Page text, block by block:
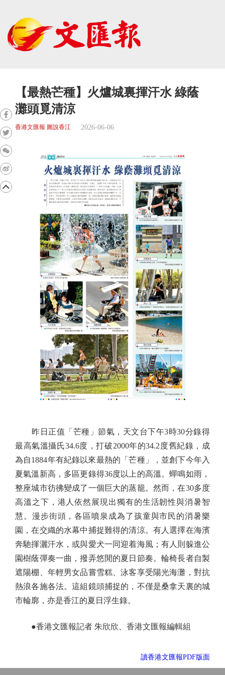
【最熱芒種】火爐城裏揮汗水 綠蔭
灘頭覓清涼
香港文匯報 圖說香江 2026-06-06
昨日正值「芒種」節氣，天文台下午3時30分錄得
最高氣溫攝氏34.6度，打破2000年的34.2度舊紀錄，成
為自1884年有紀錄以來最熱的「芒種」，並創下今年入
夏氣溫新高，多區更錄得36度以上的高溫。蟬鳴如雨，
整座城市彷彿變成了一個巨大的蒸籠。然而，在30多度
高溫之下，港人依然展現出獨有的生活韌性與消暑智
慧。漫步街頭，各區噴泉成為了孩童與市民的消暑樂
園，在交織的水幕中捕捉難得的清涼。有人選擇在海濱
奔馳揮灑汗水，或與愛犬一同迎着海風；有人則躲進公
園樹蔭彈奏一曲，撥弄悠閒的夏日節奏。輪椅長者自製
遮陽棚、年輕男女品嘗雪糕、泳客享受陽光海灘，對抗
熱浪各施各法。這組鏡頭捕捉的，不僅是桑拿天裏的城
市輪廓，亦是香江的夏日浮生錄。
●香港文匯報記者 朱欣欣、香港文匯報編輯組
讀香港文匯報PDF版面